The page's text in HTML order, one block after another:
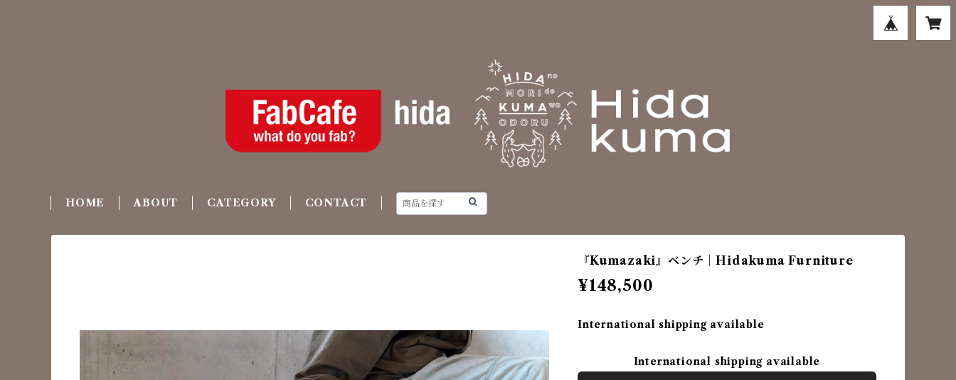
HOME ABOUT CATEGORY CONTACT
『Kumazaki』ベンチ｜Hidakuma Furniture
¥148,500
International shipping available
International shipping available